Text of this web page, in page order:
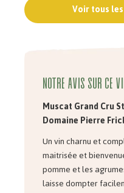
Voir tous
Notre avis sur ce
Muscat Grand Cru
Domaine Pierre
Un vin charnu et
maitrisée et
pomme et les
laisse dompter